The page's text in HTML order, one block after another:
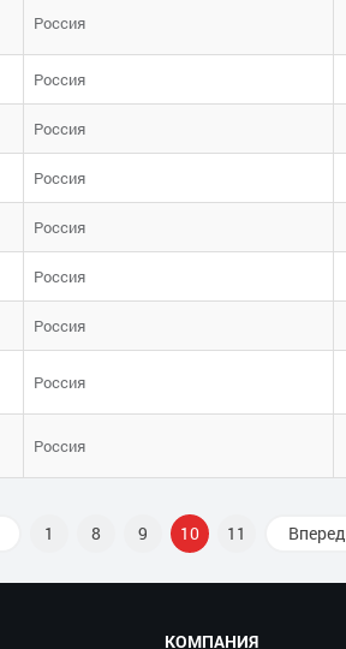
Россия
Россия
Россия
Россия
Россия
Россия
Россия
Россия
Россия
1 8 9 10 11 Вперед
КОМПАНИЯ